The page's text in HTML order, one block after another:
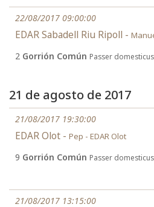
22/08/2017 09:00:00
EDAR Sabadell Riu Ripoll -
2 Gorrión Común Passer domesticus
21 de agosto de 2017
21/08/2017 19:30:00
EDAR Olot - Pep - EDAR Olot
9 Gorrión Común Passer domesticus
21/08/2017 13:15:00